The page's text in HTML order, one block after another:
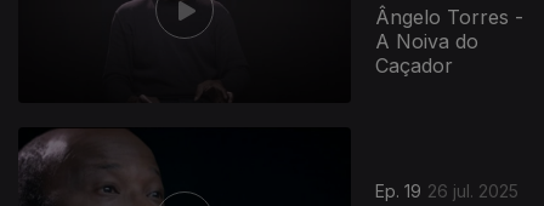
Ângelo Torres -
A Noiva do
Caçador
Ep. 19 26 jul. 2025